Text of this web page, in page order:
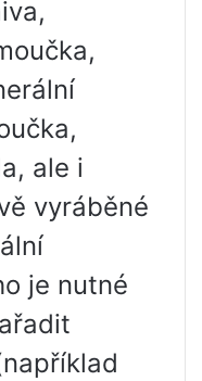
ale i
vyráběné
je nutné